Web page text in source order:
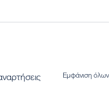
Εμφάνιση όλων